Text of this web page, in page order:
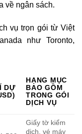
về ngân sách.
vụ trọn gói từ Việt
như Toronto,
DỰ
HẠNG MỤC
BAO GỒM
TRONG GÓI
DỊCH VỤ
Giấy tờ kiểm
dịch, vé máy